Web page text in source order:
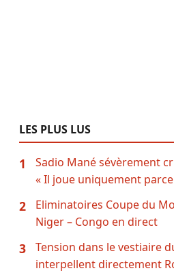
LES PLUS LUS
1
Sadio Mané sévèrement
« Il joue uniquement
2
Eliminatoires Coupe du
Niger – Congo en direct
3
Tension dans le vestiaire
interpellent directement